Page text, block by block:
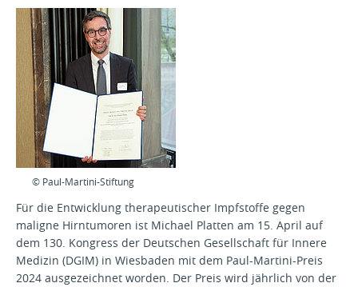
© Paul-Martini-Stiftung
Für die Entwicklung therapeutischer Impfstoffe gegen
maligne Hirntumoren ist Michael Platten am 15. April auf
dem 130. Kongress der Deutschen Gesellschaft für Innere
Medizin (DGIM) in Wiesbaden mit dem Paul-Martini-Preis
2024 ausgezeichnet worden. Der Preis wird jährlich von der